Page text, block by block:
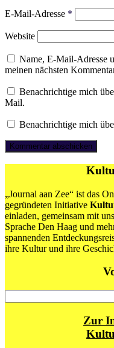
E-Mail-Adresse *
Website
Name, E-Mail-Adresse
meinen nächsten
Benachrichtige mich
Mail.
Benachrichtige mich
„Journal aan Zee“ ist das
gegründeten Initiative
einladen, gemeinsam mit
Sprache Den Haag und
spannenden
ihre Kultur und ihre
Zur